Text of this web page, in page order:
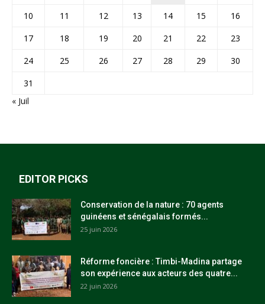
10
11 12 13 14 15
16
17
18 19 20 21 22
23
24
25 26 27 28 29
30
31
« Juil
EDITOR PICKS
Conservation de la nature : 70 agents
guinéens et sénégalais formés...
25 juin 2026
Réforme foncière : Timbi-Madina partage
son expérience aux acteurs des quatre...
22 juin 2026